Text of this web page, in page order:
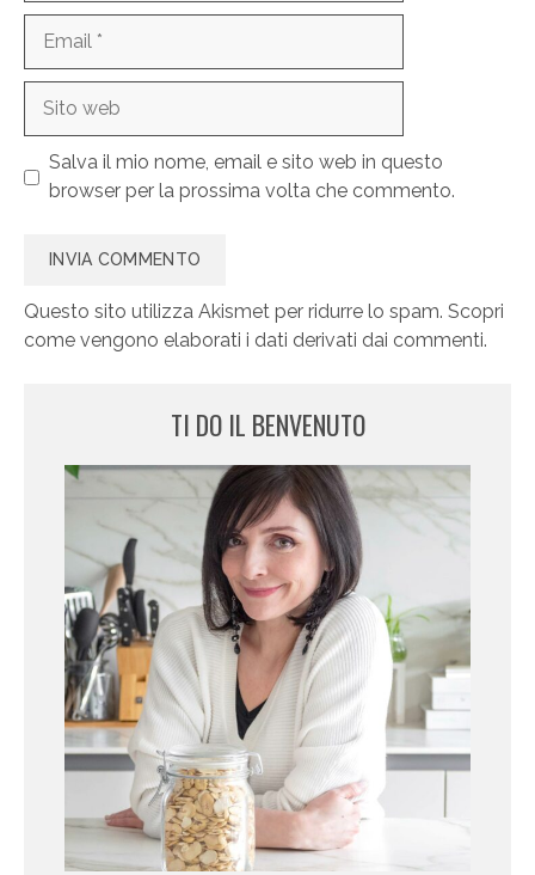
Salva il mio nome, email e sito web in questo
browser per la prossima volta che commento.
Questo sito utilizza Akismet per ridurre lo spam. Scopri
come vengono elaborati i dati derivati dai commenti.
TI DO IL BENVENUTO